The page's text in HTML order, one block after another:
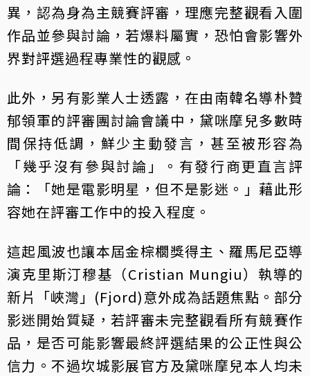
異，認為身為主競賽評審，理應完整觀看入圍
作品並參與討論，若爆料屬實，恐怕會影響外
界對評選過程專業性的觀感。
此外，另有影業人士透露，在由南韓名導朴贊
郁領軍的評審團討論會議中，黛咪摩兒多數時
間保持低調，鮮少主動發言，甚至被形容為
「幾乎沒有參與討論」。有發行商更直言評
論：「她是電影明星，但不是影迷。」藉此形
容她在評審工作中的投入程度。
這起風波也讓本屆金棕櫚獎得主、羅馬尼亞導
演克里斯汀穆基（Cristian Mungiu）執導的
新片「峽灣」(Fjord)意外成為話題焦點。部分
影迷開始質疑，若評審未完整觀看所有競賽作
品，是否可能影響最終評選結果的公正性與公
信力。不過坎城影展官方及黛咪摩兒本人均未